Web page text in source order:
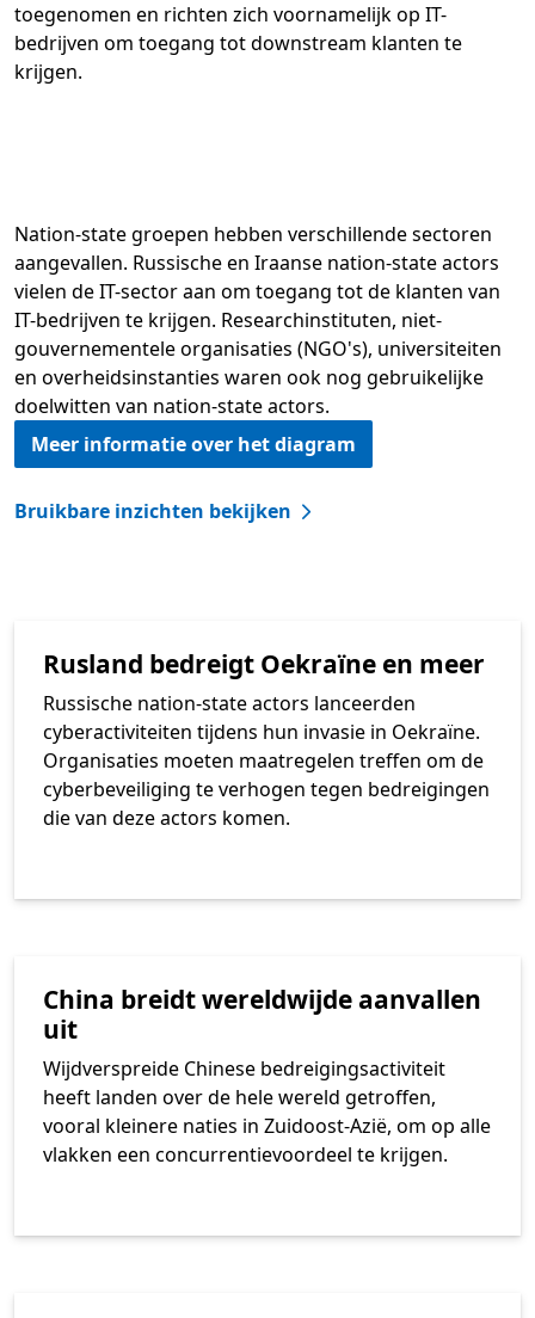
toegenomen en richten zich voornamelijk op IT-
bedrijven om toegang tot downstream klanten te
krijgen.
Nation-state groepen hebben verschillende sectoren
aangevallen. Russische en Iraanse nation-state actors
vielen de IT-sector aan om toegang tot de klanten van
IT-bedrijven te krijgen. Researchinstituten, niet-
gouvernementele organisaties (NGO's), universiteiten
en overheidsinstanties waren ook nog gebruikelijke
doelwitten van nation-state actors.
Meer informatie over het diagram
Bruikbare inzichten bekijken
Rusland bedreigt Oekraïne en meer
Russische nation-state actors lanceerden
cyberactiviteiten tijdens hun invasie in Oekraïne.
Organisaties moeten maatregelen treffen om de
cyberbeveiliging te verhogen tegen bedreigingen
die van deze actors komen.
China breidt wereldwijde aanvallen
uit
Wijdverspreide Chinese bedreigingsactiviteit
heeft landen over de hele wereld getroffen,
vooral kleinere naties in Zuidoost-Azië, om op alle
vlakken een concurrentievoordeel te krijgen.